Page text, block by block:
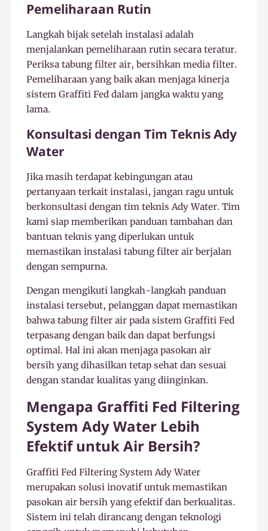
Pemeliharaan Rutin
Langkah bijak setelah instalasi adalah
menjalankan pemeliharaan rutin secara teratur.
Periksa tabung filter air, bersihkan media filter.
Pemeliharaan yang baik akan menjaga kinerja
sistem Graffiti Fed dalam jangka waktu yang
lama.
Konsultasi dengan Tim Teknis Ady
Water
Jika masih terdapat kebingungan atau
pertanyaan terkait instalasi, jangan ragu untuk
berkonsultasi dengan tim teknis Ady Water. Tim
kami siap memberikan panduan tambahan dan
bantuan teknis yang diperlukan untuk
memastikan instalasi tabung filter air berjalan
dengan sempurna.
Dengan mengikuti langkah-langkah panduan
instalasi tersebut, pelanggan dapat memastikan
bahwa tabung filter air pada sistem Graffiti Fed
terpasang dengan baik dan dapat berfungsi
optimal. Hal ini akan menjaga pasokan air
bersih yang dihasilkan tetap sehat dan sesuai
dengan standar kualitas yang diinginkan.
Mengapa Graffiti Fed Filtering
System Ady Water Lebih
Efektif untuk Air Bersih?
Graffiti Fed Filtering System Ady Water
merupakan solusi inovatif untuk memastikan
pasokan air bersih yang efektif dan berkualitas.
Sistem ini telah dirancang dengan teknologi